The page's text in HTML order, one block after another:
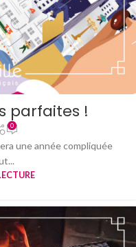
parfaites !
0
une année compliquée